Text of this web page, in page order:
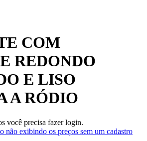
COM
REDONDO
E LISO
A RÓDIO
você precisa fazer login.
não exibindo os preços sem um cadastro